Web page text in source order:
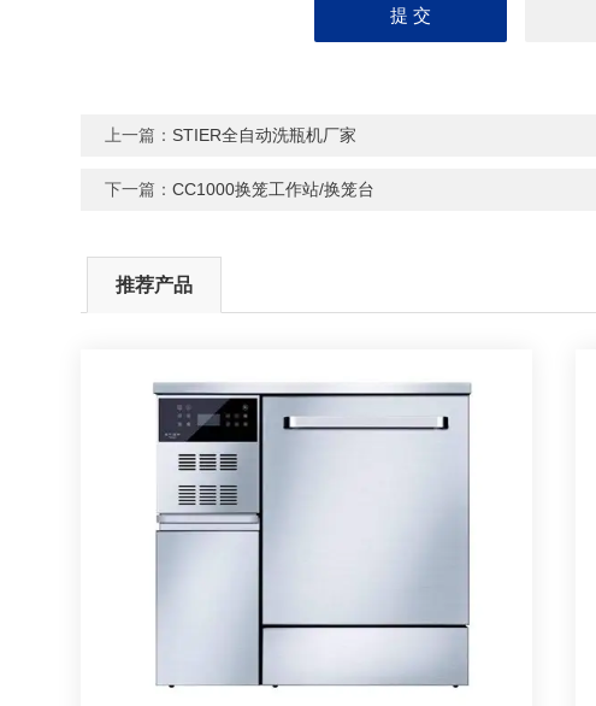
上一篇： STIER全自动洗瓶机厂家
下一篇：CC1000换笼工作站/换笼台
推荐产品